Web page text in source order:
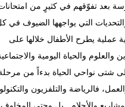
بعد تفوّقهم في كثيرٍ من
التي يواجهها الضيوف في
عملية يطرح الأطفال خلالها على
والحياة اليومية
شتى نواحي الحياة بدءاً من
فالرياضة والتلفزيون
والأحلام.. بل وحتى المخاوف